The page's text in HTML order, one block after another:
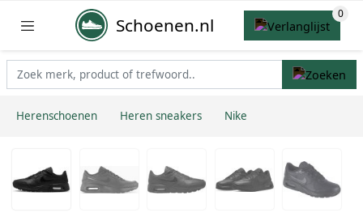
Schoenen.nl
Herenschoenen Heren sneakers Nike